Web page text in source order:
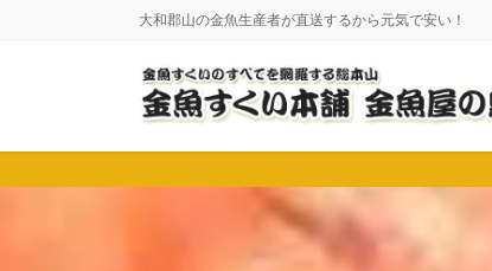
に
移
ョ
ン
大和郡山の金魚生産者が直送するから元気で安い！